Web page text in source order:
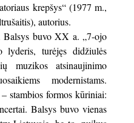
krepšys“ (1977 m.,
autorius.
buvo XX a. „7-ojo
lyderis, turėjęs didžiulės
muzikos atsinaujinimo
modernistams.
stambios formos kūriniai:
Balsys buvo vienas